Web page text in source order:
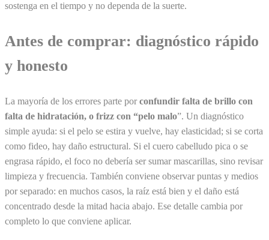
sostenga en el tiempo y no dependa de la suerte.
Antes de comprar: diagnóstico rápido
y honesto
La mayoría de los errores parte por confundir falta de brillo con
falta de hidratación, o frizz con “pelo malo”. Un diagnóstico
simple ayuda: si el pelo se estira y vuelve, hay elasticidad; si se corta
como fideo, hay daño estructural. Si el cuero cabelludo pica o se
engrasa rápido, el foco no debería ser sumar mascarillas, sino revisar
limpieza y frecuencia. También conviene observar puntas y medios
por separado: en muchos casos, la raíz está bien y el daño está
concentrado desde la mitad hacia abajo. Ese detalle cambia por
completo lo que conviene aplicar.